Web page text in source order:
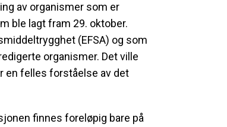
av organismer som er
ble lagt fram 29. oktober.
(EFSA) og som
organismer. Det ville
en felles forståelse av det
finnes foreløpig bare på